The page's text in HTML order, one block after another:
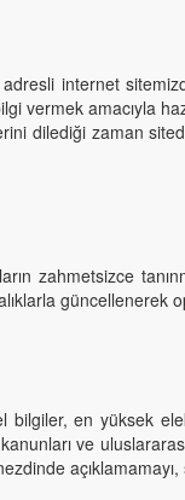
internet
vermek amacıyla
dilediği zaman
zahmetsizce
güncellenerek
bilgiler, en yüksek
ve